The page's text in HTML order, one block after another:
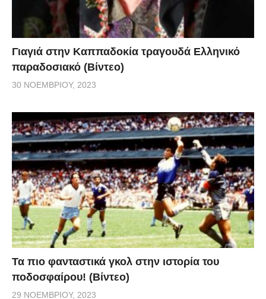
Γιαγιά στην Καππαδοκία τραγουδά Ελληνικό
παραδοσιακό (Βίντεο)
30 ΝΟΕΜΒΡΊΟΥ, 2023
Τα πιο φανταστικά γκολ στην ιστορία του
ποδοσφαίρου! (Βίντεο)
29 ΝΟΕΜΒΡΊΟΥ, 2023